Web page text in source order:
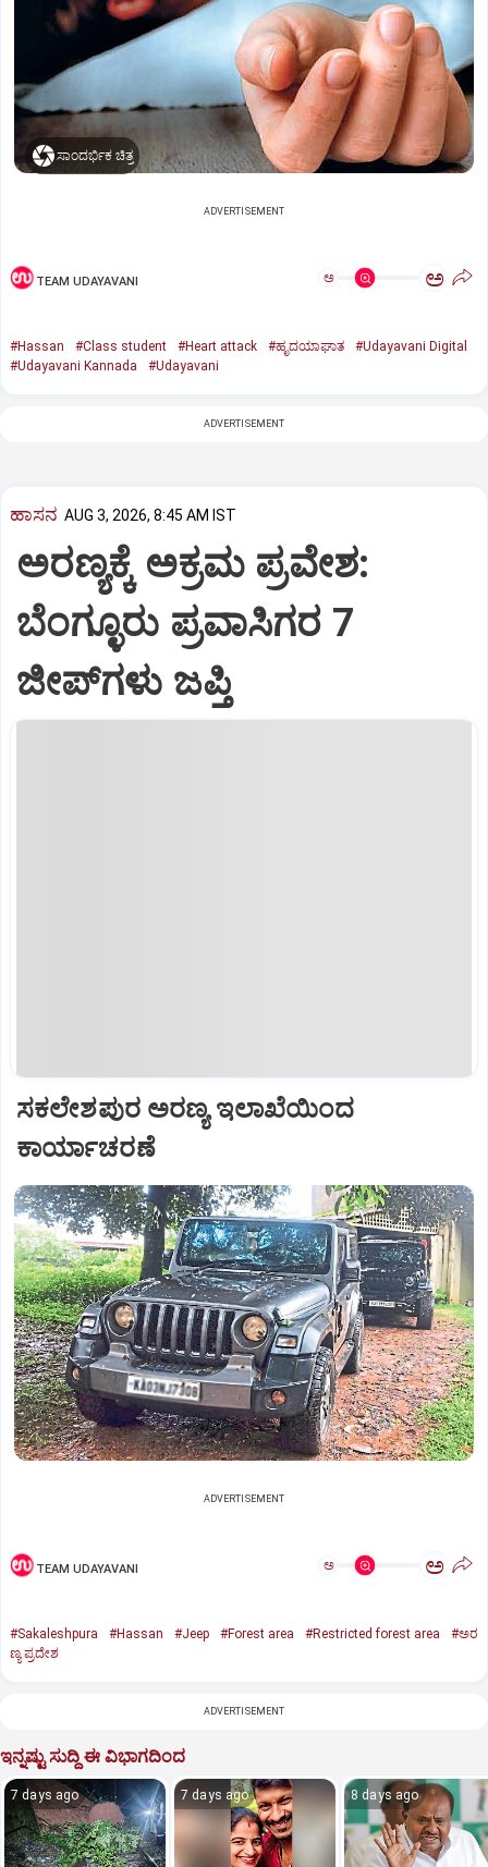
ಸಾಂದರ್ಭಿಕ ಚಿತ್ರ
ADVERTISEMENT
TEAM UDAYAVANI ಅ ಅ
#Hassan #Class student #Heart attack #ಹೃದಯಾಘಾತ
#Udayavani Digital
#Udayavani Kannada
#Udayavani
ADVERTISEMENT
ಹಾಸನ AUG 3, 2026, 8:45 AM IST
ಅರಣ್ಯಕ್ಕೆ ಅಕ್ರಮ ಪ್ರವೇಶ:
ಬೆಂಗ್ಳೂರು ಪ್ರವಾಸಿಗರ 7
ಜೀಪ್‌ಗಳು ಜಪ್ತಿ
ಸಕಲೇಶಪುರ ಅರಣ್ಯ ಇಲಾಖೆಯಿಂದ
ಕಾರ್ಯಾಚರಣೆ
ADVERTISEMENT
TEAM UDAYAVANI ಅ ಅ
#Sakaleshpura #Hassan #Jeep #Forest area #Restricted forest area
#ಅರ
ಣ್ಯ ಪ್ರದೇಶ
ADVERTISEMENT
ಇನ್ನಷ್ಟು ಸುದ್ದಿ ಈ ವಿಭಾಗದಿಂದ
7 days ago 7 days ago 8 days ago